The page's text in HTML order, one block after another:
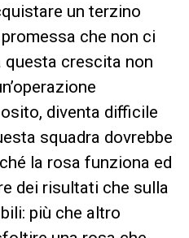
un terzino
che non ci
questa crescita non
diventa difficile
squadra dovrebbe
la rosa funziona ed
dei risultati che sulla
più che altro